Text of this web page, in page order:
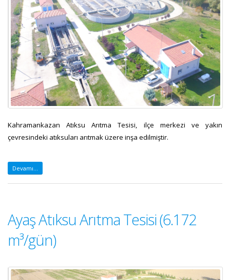
Kahramankazan Atıksu Arıtma Tesisi, ilçe merkezi ve yakın
çevresindeki atıksuları arıtmak üzere inşa edilmiştir.
Devamı...
Ayaş Atıksu Arıtma Tesisi (6.172
m³/gün)